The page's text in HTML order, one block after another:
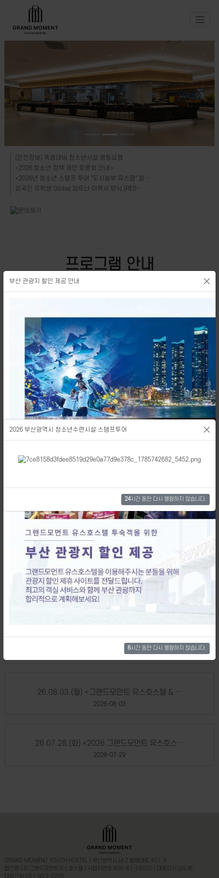
부산 관광지 할인 제공 안내
6시간 동안 다시 열람하지 않습니다.
2026 부산광역시 청소년수련시설 스탬프투어
24시간 동안 다시 열람하지 않습니다.
Previous Next
(안전정보) 폭염대비 청소년시설 행동요령
<2026 청소년 정책 제안 토론회 안내>
<2026년 청소년 스탬프 투어 "도시농부 유스팜" 참…
외국인 유학생 Global 파트너 이력서 양식 (RES…
프로그램 안내
2025-08-08
2026 청소년 천체관측 프로그램 「별들에게 물어봐!」…
2025-04-30
2026 청소년 스마트팜 체험 프로그램 「도시농부 유스…
2025-04-17
포토갤러리
26.08.03.(월) <2026 청소년 천체관측 체험…
2026-08-04
26.08.03.(월) <그랜드모먼트 유스호스텔 & …
2026-08-03
26.07.28.(화) <2026 그랜드모먼트 유스호스…
2026-07-29
GRAND MOMENT YOUTH HOSTEL | 부산광역시 남구 황령대로 401-9
법인명:(주)그랜드모먼트유스호스텔 | 사업자번호:606-81-55020 | 대표이사:김도환
대표전화:051-922-2200